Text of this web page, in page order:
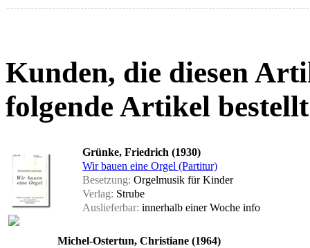
Kunden, die diesen
folgende Artikel
Grünke, Friedrich (1930)
Wir bauen eine Orgel (Partitur)
Besetzung: Orgelmusik für Kinder
Verlag: Strube
Auslieferbar: innerhalb einer Woche info
Michel-Ostertun, Christiane (1964)